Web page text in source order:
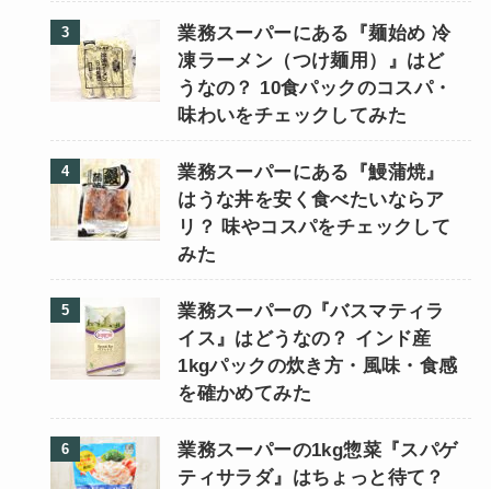
業務スーパーにある『麺始め 冷
凍ラーメン（つけ麺用）』はど
うなの？ 10食パックのコスパ・
味わいをチェックしてみた
業務スーパーにある『鰻蒲焼』
はうな丼を安く食べたいならア
リ？ 味やコスパをチェックして
みた
業務スーパーの『バスマティラ
イス』はどうなの？ インド産
1kgパックの炊き方・風味・食感
を確かめてみた
業務スーパーの1kg惣菜『スパゲ
ティサラダ』はちょっと待て？